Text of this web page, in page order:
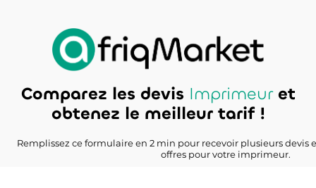
Comparez les devis Imprimeuret
obtenez le meilleur tarif !
Remplissez ce formulaire en 2 min pour recevoir plusieurs devis
offres pour votre imprimeur.